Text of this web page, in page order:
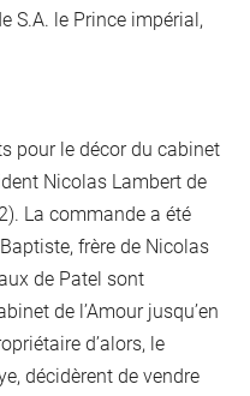
S.A. le Prince impérial,
pour le décor du cabinet
Nicolas Lambert de
La commande a été
frère de Nicolas
de Patel sont
de l’Amour jusqu’en
d’alors, le
décidèrent de vendre